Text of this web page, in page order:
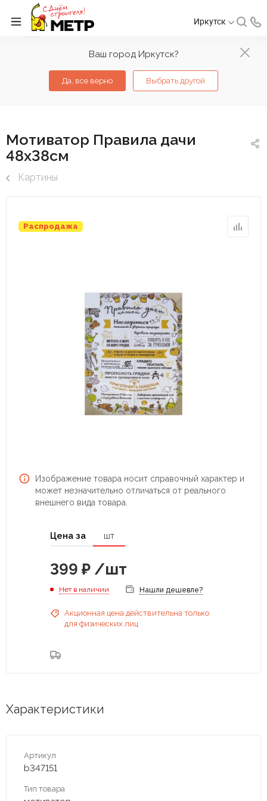
Ваш город Иркутск?
Да, все верно Выбрать другой
Иркутск
Мотиватор Правила дачи
48х38см
Картины
Распродажа
Изображение товара носит справочный характер и
может незначительно отличаться от реального
внешнего вида товара.
Цена за шт
399 ₽ /шт
Нет в наличии Нашли дешевле?
Акционная цена действительна только
для физических лиц
Характеристики
Артикул
b347151
Тип товара